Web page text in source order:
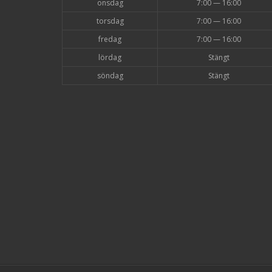
onsdag
7:00 — 16:00
torsdag
7:00 — 16:00
fredag
7:00 — 16:00
lördag
Stängt
söndag
Stängt